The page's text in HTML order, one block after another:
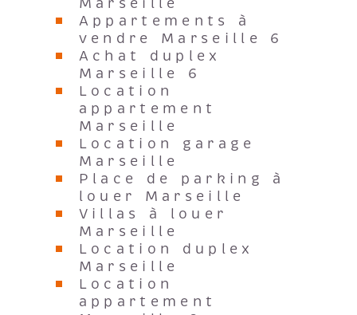
Appartements à
vendre Marseille 6
Achat duplex
Marseille 6
Location
appartement
Marseille
Location garage
Marseille
Place de parking à
louer Marseille
Villas à louer
Marseille
Location duplex
Marseille
Location
appartement
Marseille 6